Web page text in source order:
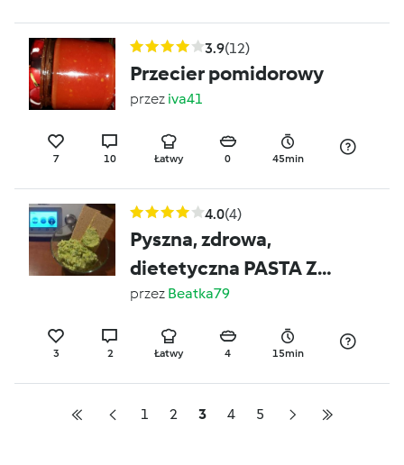
3.9(12)
Przecier pomidorowy
przez iva41
7 10 Łatwy 0 45min
4.0(4)
Pyszna, zdrowa,
dietetyczna PASTA Z
AWOKADO
przez Beatka79
3 2 Łatwy 4 15min
1 2 3 4 5